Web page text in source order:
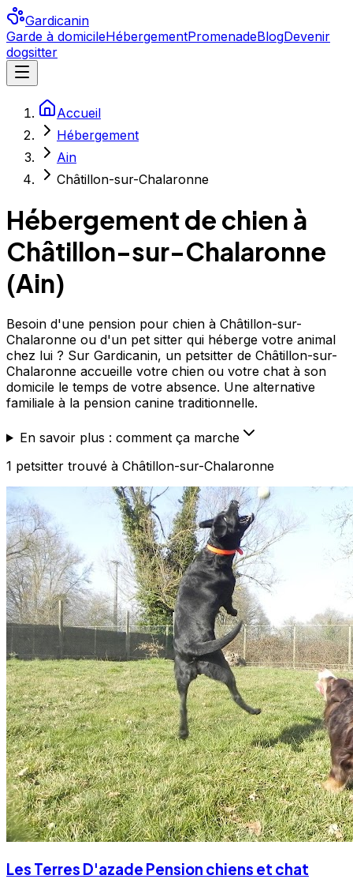
Gardicanin
Garde à domicileHébergementPromenadeBlogDevenir
dogsitter
Accueil
Hébergement
Ain
Châtillon-sur-Chalaronne
Hébergement de chien à
Châtillon-sur-Chalaronne
(Ain)
Besoin d'une pension pour chien à Châtillon-sur-
Chalaronne ou d'un pet sitter qui héberge votre animal
chez lui ? Sur Gardicanin, un petsitter de Châtillon-sur-
Chalaronne accueille votre chien ou votre chat à son
domicile le temps de votre absence. Une alternative
familiale à la pension canine traditionnelle.
En savoir plus : comment ça marche
1 petsitter trouvé à Châtillon-sur-Chalaronne
Les Terres D'azade Pension chiens et chat